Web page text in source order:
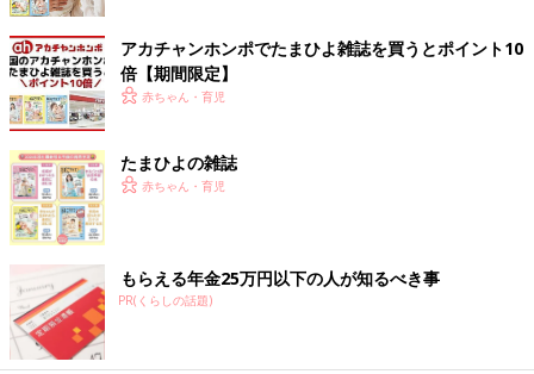
アカチャンホンポでたまひよ雑誌を買うとポイント10
倍【期間限定】
赤ちゃん・育児
たまひよの雑誌
赤ちゃん・育児
もらえる年金25万円以下の人が知るべき事
PR(くらしの話題)